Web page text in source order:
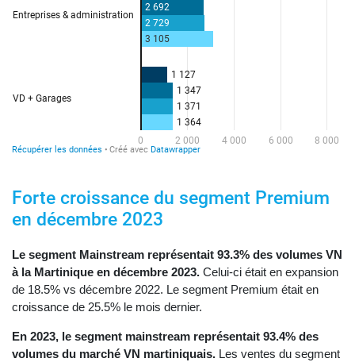
Forte croissance du segment Premium
en décembre 2023
Le segment Mainstream représentait 93.3% des volumes VN
à la Martinique en décembre 2023. Celui-ci était en expansion
de 18.5% vs décembre 2022. Le segment Premium était en
croissance de 25.5% le mois dernier.
En 2023, le segment mainstream représentait 93.4% des
volumes du marché VN martiniquais. Les ventes du segment